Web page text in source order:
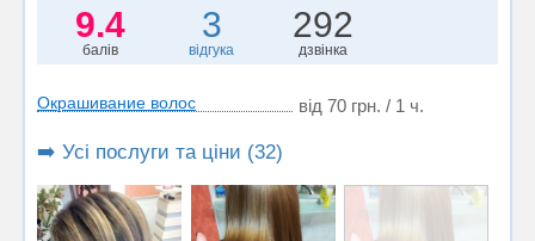
9.4
балів
3
відгука
292
дзвінка
Окрашивание волос від 70 грн. / 1 ч.
➡️ Усі послуги та ціни (32)